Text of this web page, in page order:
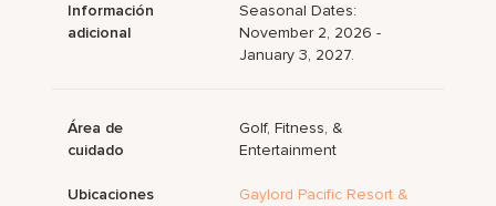
Información
adicional
Seasonal Dates:
November 2, 2026 -
January 3, 2027.
Área de
cuidado
Golf, Fitness, &
Entertainment
Ubicaciones
Gaylord Pacific Resort &